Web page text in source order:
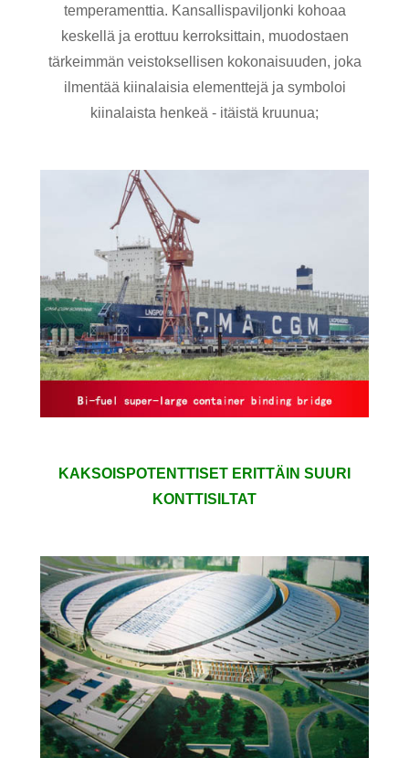
temperamenttia. Kansallispaviljonki kohoaa
keskellä ja erottuu kerroksittain, muodostaen
tärkeimmän veistoksellisen kokonaisuuden, joka
ilmentää kiinalaisia ​​elementtejä ja symboloi
kiinalaista henkeä - itäistä kruunua;
KAKSOISPOTENTTISET ERITTÄIN SUURI
KONTTISILTAT